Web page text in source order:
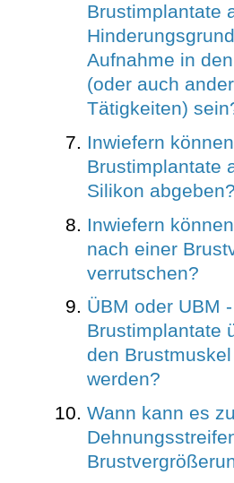
Brustimplantate
Aufnahme in
(oder auch
Tätigkeiten)
Inwiefern können
Brustimplantate
Silikon abgeben?
Inwiefern
nach einer
verrutschen?
ÜBM oder UBM
Brustimplantate
den
werden?
Wann kann es zu